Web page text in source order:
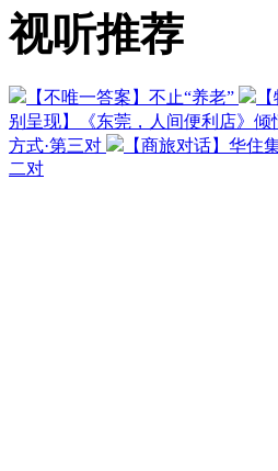
视听推荐
【不唯一答案】不止“养老”
别呈现】《东莞，人间便利店》倾
方式·第三对
【商旅对话】华住
二对